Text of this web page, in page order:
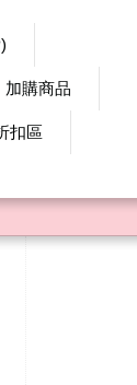
加購商品
扣區